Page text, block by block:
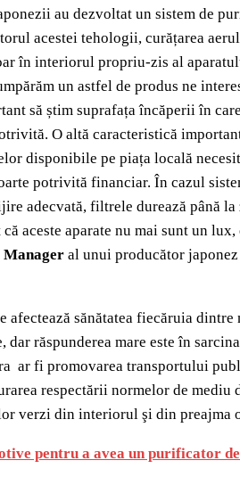
au dezvoltat un sistem de
acestei tehologii, curățarea
în interiorul propriu-zis al
un astfel de produs ne
să știm suprafața încăperii în
O altă caracteristică
disponibile pe piața locală
potrivită financiar. În cazul
adecvată, filtrele durează până
aceste aparate nu mai sunt un
Manager al unui producător
afectează sănătatea fiecăruia dintre
dar răspunderea mare este în
ar fi promovarea transportului
respectării normelor de
verzi din interiorul şi din preajma
pentru a avea un purificator